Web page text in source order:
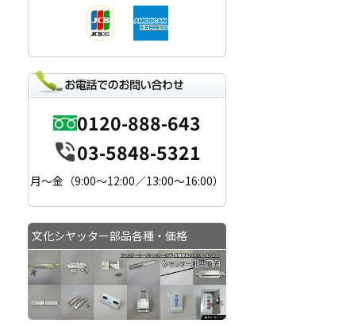
0120-888-643
03-5848-5321
月〜金（9:00〜12:00／13:00〜16:00）
文化シヤッター部品各種・価格